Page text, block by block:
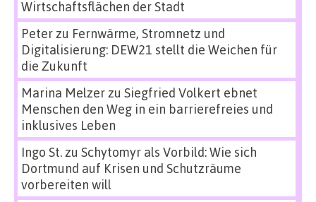
Wirtschaftsflächen der Stadt
Peterzu Fernwärme, Stromnetz und
Digitalisierung: DEW21 stellt die Weichen für
die Zukunft
Marina Melzerzu Siegfried Volkert ebnet
Menschen den Weg in ein barrierefreies und
inklusives Leben
Ingo St.zu Schytomyr als Vorbild: Wie sich
Dortmund auf Krisen und Schutzräume
vorbereiten will